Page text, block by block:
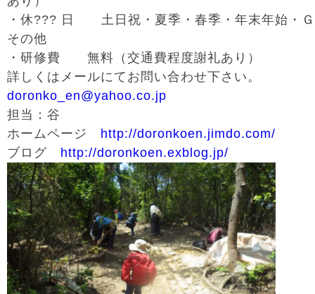
・休??? 日 土日祝・夏季・春季・年末年始・
その他
・研修費 無料（交通費程度謝礼あり）
詳しくはメールにてお問い合わせ下さい。
doronko_en@yahoo.co.jp
担当：谷
ホームページ http://doronkoen.jimdo.com/
ブログ http://doronkoen.exblog.jp/